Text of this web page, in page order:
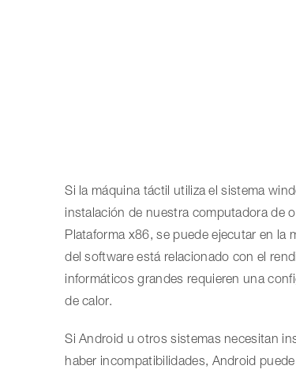
Si la máquina táctil utiliza el sistema
instalación de nuestra computadora de
Plataforma x86, se puede ejecutar en la
del software está relacionado con el
informáticos grandes requieren una
de calor.
Si Android u otros sistemas necesitan
haber incompatibilidades, Android